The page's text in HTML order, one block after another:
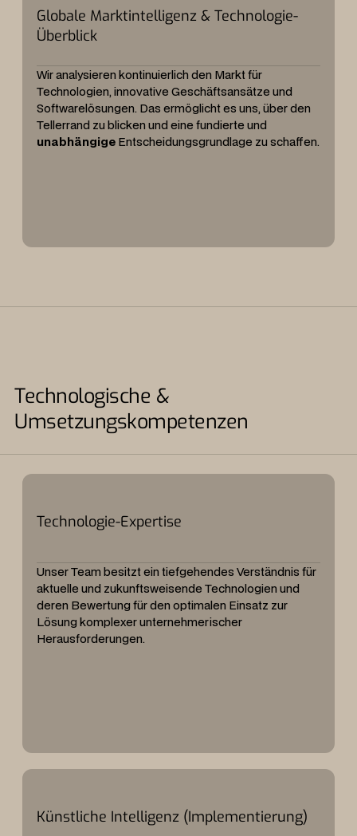
Globale Marktintelligenz & Technologie-
Überblick
Wir analysieren kontinuierlich den Markt für
Technologien, innovative Geschäftsansätze und
Softwarelösungen. Das ermöglicht es uns, über den
Tellerrand zu blicken und eine fundierte und
unabhängige Entscheidungsgrundlage zu schaffen.
Technologische &
Umsetzungskompetenzen
Technologie-Expertise
Unser Team besitzt ein tiefgehendes Verständnis für
aktuelle und zukunftsweisende Technologien und
deren Bewertung für den optimalen Einsatz zur
Lösung komplexer unternehmerischer
Herausforderungen.
Künstliche Intelligenz (Implementierung)